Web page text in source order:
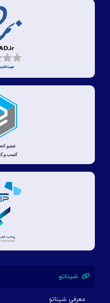
شیناتو
معرفی شیناتو